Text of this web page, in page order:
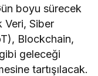
boyu sürecek
Veri, Siber
Blockchain,
geleceği
tartışılacak.